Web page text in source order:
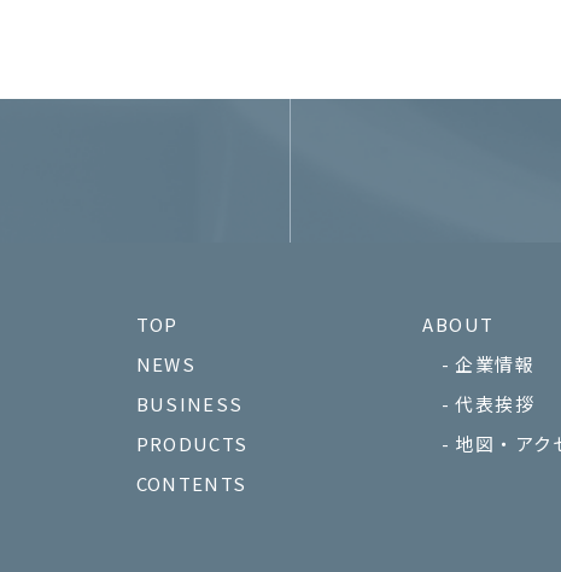
TOP
NEWS
BUSINESS
PRODUCTS
CONTENTS
ABOUT
企業情報
代表挨拶
地図・アク